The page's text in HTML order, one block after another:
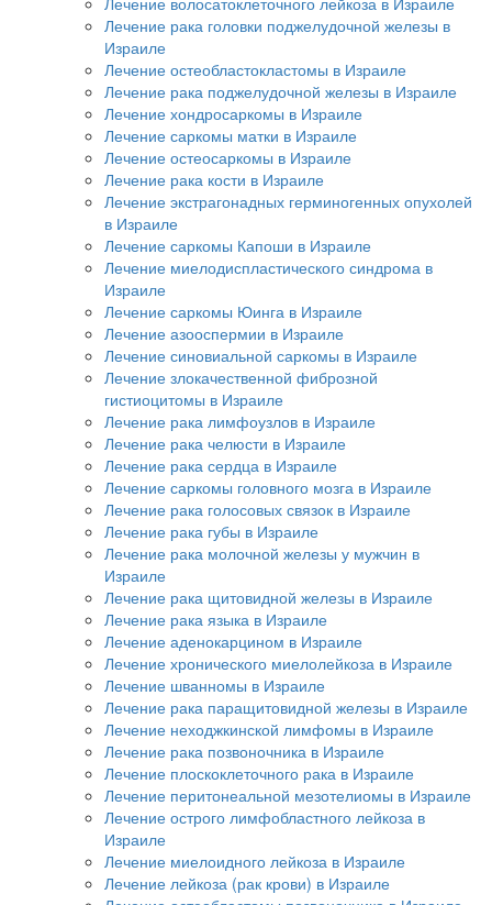
Лечение рака головки поджелудочной железы в
Израиле
Лечение остеобластокластомы в Израиле
Лечение рака поджелудочной железы в Израиле
Лечение хондросаркомы в Израиле
Лечение саркомы матки в Израиле
Лечение остеосаркомы в Израиле
Лечение рака кости в Израиле
Лечение экстрагонадных герминогенных опухолей
в Израиле
Лечение саркомы Капоши в Израиле
Лечение миелодиспластического синдрома в
Израиле
Лечение саркомы Юинга в Израиле
Лечение азооспермии в Израиле
Лечение синовиальной саркомы в Израиле
Лечение злокачественной фиброзной
гистиоцитомы в Израиле
Лечение рака лимфоузлов в Израиле
Лечение рака челюсти в Израиле
Лечение рака сердца в Израиле
Лечение саркомы головного мозга в Израиле
Лечение рака голосовых связок в Израиле
Лечение рака губы в Израиле
Лечение рака молочной железы у мужчин в
Израиле
Лечение рака щитовидной железы в Израиле
Лечение рака языка в Израиле
Лечение аденокарцином в Израиле
Лечение хронического миелолейкоза в Израиле
Лечение шванномы в Израиле
Лечение рака паращитовидной железы в Израиле
Лечение неходжкинской лимфомы в Израиле
Лечение рака позвоночника в Израиле
Лечение плоскоклеточного рака в Израиле
Лечение перитонеальной мезотелиомы в Израиле
Лечение острого лимфобластного лейкоза в
Израиле
Лечение миелоидного лейкоза в Израиле
Лечение лейкоза (рак крови) в Израиле